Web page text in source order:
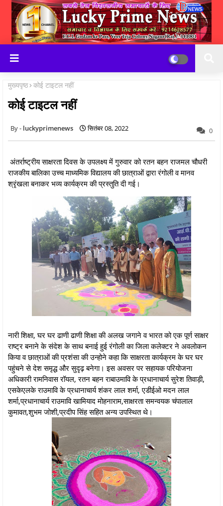
मुख्यपृष्ठ कोई टाइटल नहीं
कोई टाइटल नहीं
luckyprimenews सितंबर 08, 2022 0
अंतर्राष्ट्रीय साक्षरता दिवस के उपलक्ष्य में गुरुवार को रतन बहन राजमल चौधरी
राजकीय बालिका उच्च माध्यमिक विद्यालय की छात्राओं द्वारा रंगोली व मानव
श्रृंखला बनाकर भव्य कार्यक्रम की प्रस्तुति दी गई।
नारी शिक्षा, घर घर ढाणी ढाणी शिक्षा की अलख जगाने व भारत को एक पूर्ण साक्षर
राष्ट्र बनाने के संदेश के साथ बनाई हुई रंगोली का जिला कलेक्टर ने अवलोकन
किया व छात्राओं की प्रशंसा की उन्होने कहा कि साक्षरता कार्यक्रम के घर घर
पहुंचने से देश समृद्ध और सुदृढ़ बनेगा। इस अवसर पर सहायक परियोजना
अधिकारी रामनिवास रॉयल, रतन बहन राबाउमावि के प्रधानाचार्य सुरेश तिवाड़ी,
एसकेएलके राउमावि के प्रधानाचार्य शंकर लाल शर्मा, एडीईओ मदन लाल
शर्मा,प्रधानाचार्य राउमावि खामियाद मोहनाराम,साक्षरता समन्वयक चंपालाल
कुमावत,शुभम जोशी,प्रदीप सिंह सहित अन्य उपस्थित थे।